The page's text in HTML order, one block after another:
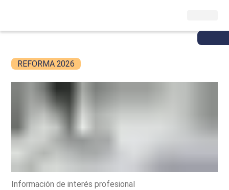
REFORMA 2026
Información de interés profesional